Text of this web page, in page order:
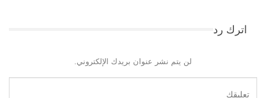
اترك رد
لن يتم نشر عنوان بريدك الإلكتروني.